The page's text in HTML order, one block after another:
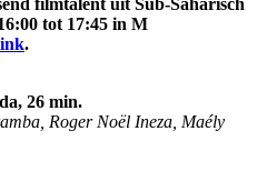
filmtalent uit Sub-Saharisch
tot 17:45 in M
.
26 min.
Roger Noël Ineza, Maély